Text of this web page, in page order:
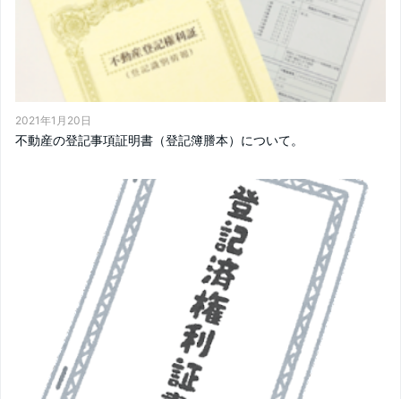
2021年1月20日
不動産の登記事項証明書（登記簿謄本）について。